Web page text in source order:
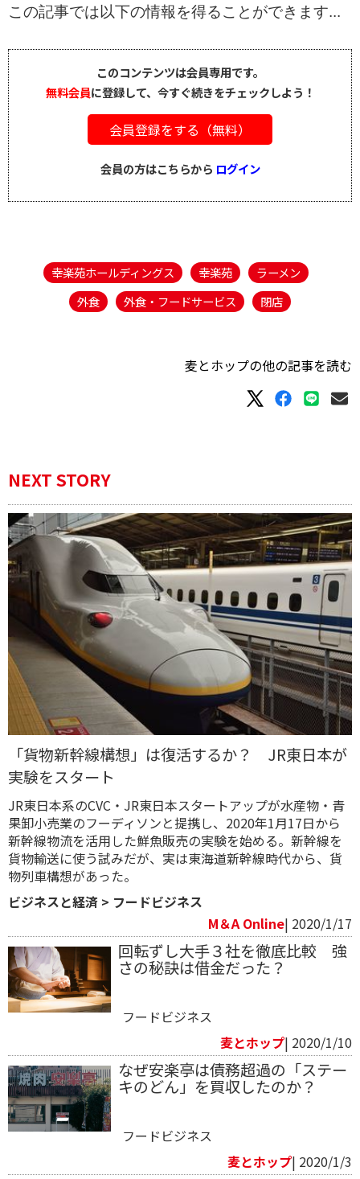
この記事では以下の情報を得ることができます...
このコンテンツは会員専用です。
無料会員に登録して、今すぐ続きをチェックしよう！
会員登録をする（無料）
会員の方はこちらから ログイン
幸楽苑ホールディングス 幸楽苑
ラーメン
外食
外食・フードサービス 閉店
麦とホップの他の記事を読む
NEXT STORY
「貨物新幹線構想」は復活するか？ JR東日本が
実験をスタート
JR東日本系のCVC・JR東日本スタートアップが水産物・青
果卸小売業のフーディソンと提携し、2020年1月17日から
新幹線物流を活用した鮮魚販売の実験を始める。新幹線を
貨物輸送に使う試みだが、実は東海道新幹線時代から、貨
物列車構想があった。
ビジネスと経済 > フードビジネス
M＆A Online| 2020/1/17
回転ずし大手３社を徹底比較 強
さの秘訣は借金だった？
フードビジネス
麦とホップ| 2020/1/10
なぜ安楽亭は債務超過の「ステー
キのどん」を買収したのか？
フードビジネス
麦とホップ| 2020/1/3